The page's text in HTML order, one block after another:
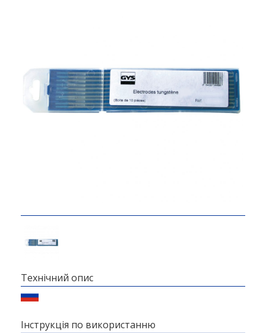
Технічний опис
Інструкція по використанню